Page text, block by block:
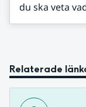
du ska veta
Relaterade